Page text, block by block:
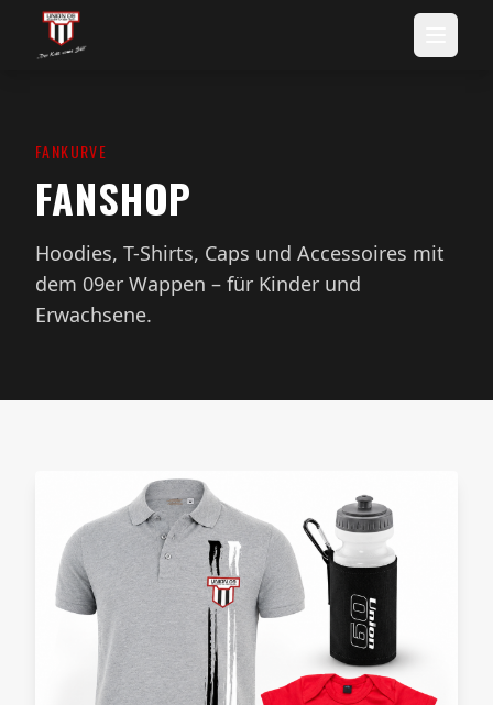
FANKURVE
FANSHOP
Hoodies, T-Shirts, Caps und Accessoires mit
dem 09er Wappen – für Kinder und
Erwachsene.